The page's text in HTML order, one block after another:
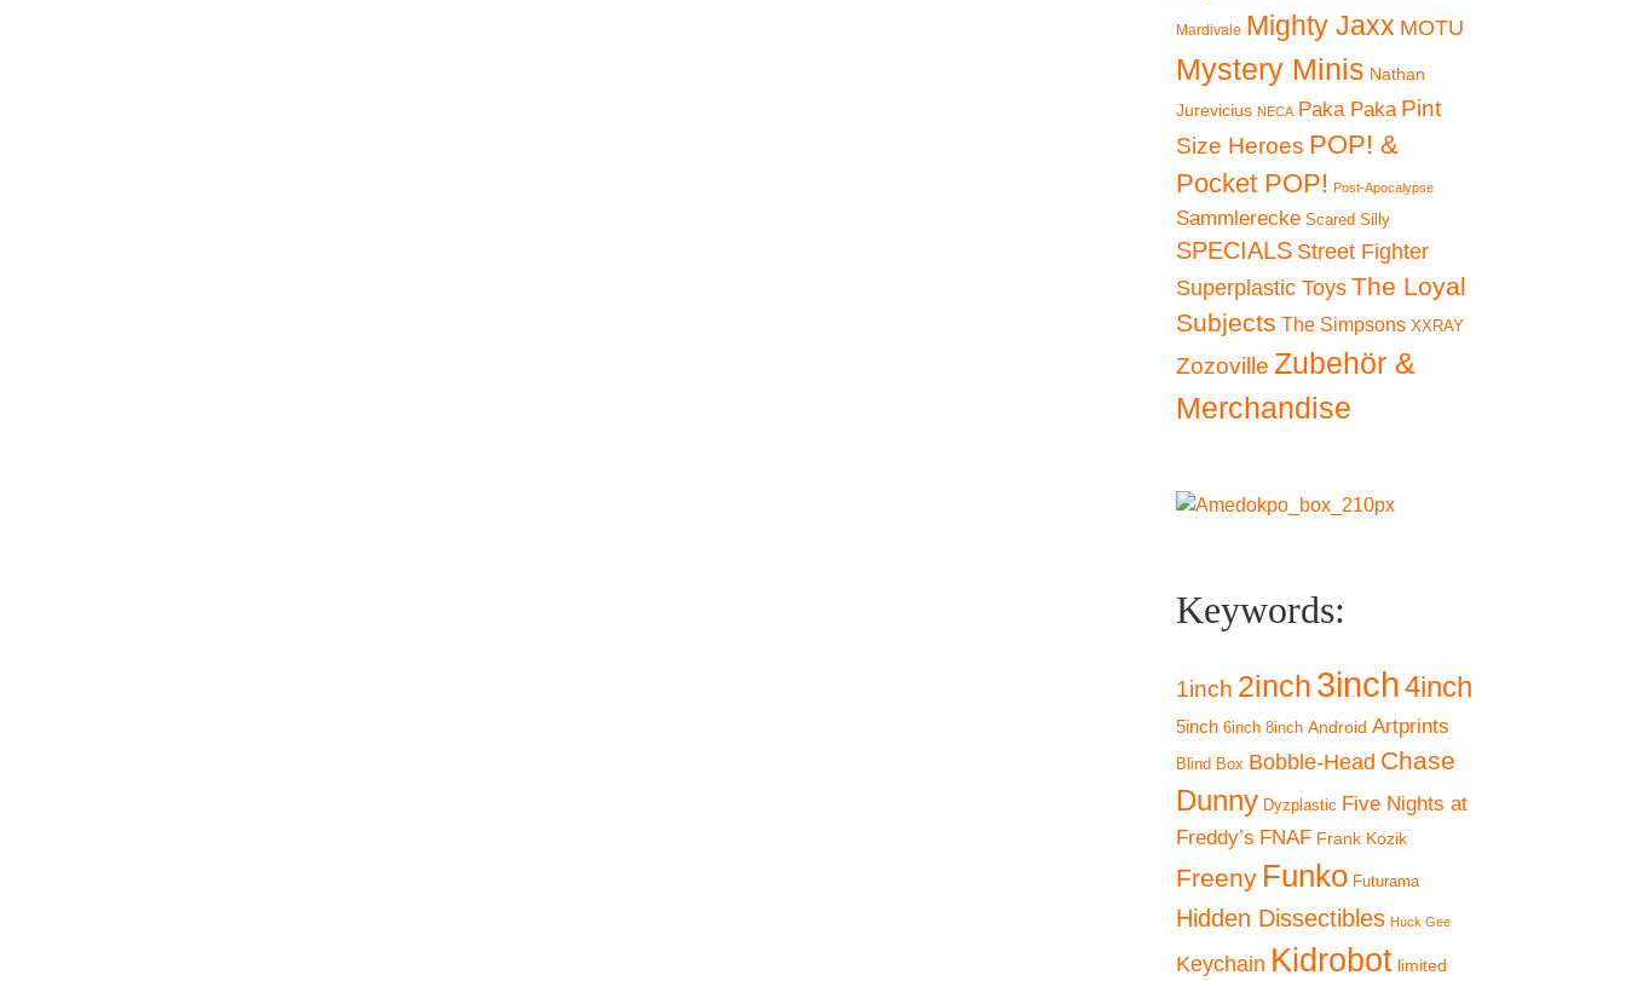
Mardivale Mighty Jaxx MOTU
Mystery Minis Nathan
Jurevicius NECA Paka Paka Pint
Size Heroes POP! &
Pocket POP! Post-Apocalypse
Sammlerecke Scared Silly
SPECIALS Street Fighter
Superplastic ToysThe Loyal
Subjects The Simpsons XXRAY
Zozoville Zubehör &
Merchandise
Keywords:
1inch 2inch 3inch4inch
5inch 6inch 8inch Android Artprints
Blind Box Bobble-Head Chase
Dunny Dyzplastic Five Nights at
Freddy’s FNAF Frank Kozik
Freeny Funko Futurama
Hidden Dissectibles Huck Gee
Keychain Kidrobot limited